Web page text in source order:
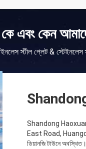
এবং কেন
স্টীল প্লেট & স্টেইনলেস
Shandong
East Road,
ডিয়ানজি টাউনে